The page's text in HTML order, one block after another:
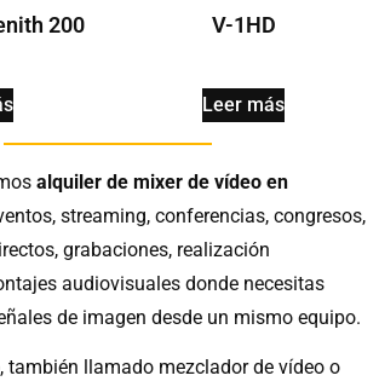
200
V-1HD
Leer más
alquiler de mixer de vídeo en
streaming, conferencias, congresos,
grabaciones, realización
audiovisuales donde necesitas
de imagen desde un mismo equipo.
también llamado mezclador de vídeo o